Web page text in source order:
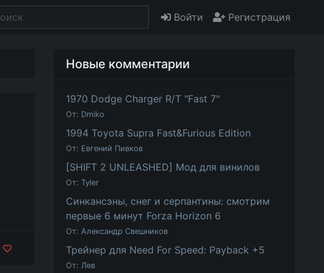
Войти Регистрация
Новые комментарии
1970 Dodge Charger R/T "Fast 7"
От: Dmiko
1994 Toyota Supra Fast&Furious Edition
От: Евгений Пивков
[SHIFT 2 UNLEASHED] Мод для винилов
От:Tyler
Синкансэны, снег и серпантины: смотрим
первые 6 минут Forza Horizon 6
От:Александр Свешников
Трейнер для Need For Speed: Payback +5
От:Лев